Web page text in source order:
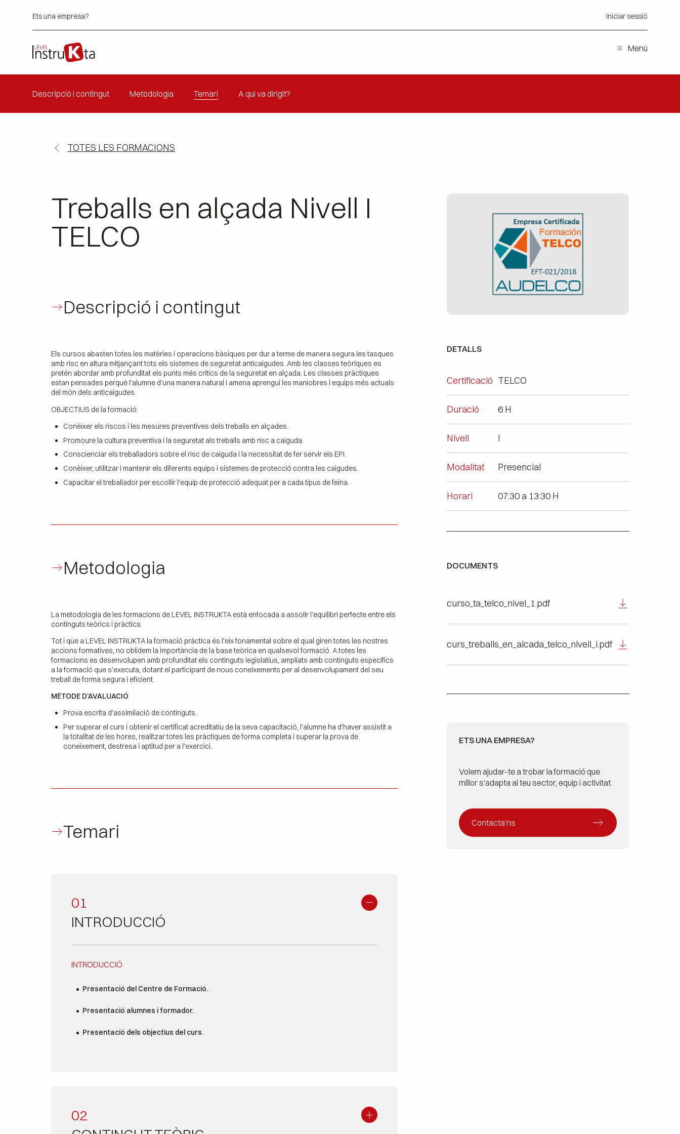
Ets una empresa? Iniciar sessió
Menú
Descripció i contingut Metodologia Temari A qui va dirigit?
TOTES LES FORMACIONS
Treballs en alçada Nivell I
TELCO
Descripció i contingut
Els cursos abasten totes les matèries i operacions bàsiques per dur a terme de manera segura les tasques
amb risc en altura mitjançant tots els sistemes de seguretat anticaigudes. Amb les classes teòriques es
pretén abordar amb profunditat els punts més crítics de la seguretat en alçada. Les classes pràctiques
estan pensades perquè l’alumne d’una manera natural i amena aprengui les maniobres i equips més actuals
del món dels anticaigudes.
OBJECTIUS de la formació:
Conèixer els riscos i les mesures preventives dels treballs en alçades.
Promoure la cultura preventiva i la seguretat als treballs amb risc a caiguda.
Conscienciar els treballadors sobre el risc de caiguda i la necessitat de fer servir els EPI.
Conèixer, utilitzar i mantenir els diferents equips i sistemes de protecció contra les caigudes.
Capacitar el treballador per escollir l’equip de protecció adequat per a cada tipus de feina.
Metodologia
La metodologia de les formacions de LEVEL INSTRUKTA està enfocada a assolir l’equilibri perfecte entre els
continguts teòrics i pràctics.
Tot i que a LEVEL INSTRUKTA la formació pràctica és l’eix fonamental sobre el qual giren totes les nostres
accions formatives, no oblidem la importància de la base teòrica en qualsevol formació. A totes les
formacions es desenvolupen amb profunditat els continguts legislatius, ampliats amb continguts específics
a la formació que s’executa, dotant el participant de nous coneixements per al desenvolupament del seu
treball de forma segura i eficient.
MÈTODE D’AVALUACIÓ
Prova escrita d’assimilació de continguts.
Per superar el curs i obtenir el certificat acreditatiu de la seva capacitació, l’alumne ha d’haver assistit a
la totalitat de les hores, realitzar totes les pràctiques de forma completa i superar la prova de
coneixement, destresa i aptitud per a l’exercici.
Temari
01
INTRODUCCIÓ
INTRODUCCIÓ
Presentació del Centre de Formació.
Presentació alumnes i formador.
Presentació dels objectius del curs.
02
DETALLS
Certificació TELCO
Duració 6 H
Nivell I
Modalitat Presencial
Horari 07:30 a 13:30 H
DOCUMENTS
curso_ta_telco_nivel_1.pdf
curs_treballs_en_alcada_telco_nivell_i.pdf
ETS UNA EMPRESA?
Volem ajudar-te a trobar la formació que
millor s'adapta al teu sector, equip i activitat.
Contacta'ns